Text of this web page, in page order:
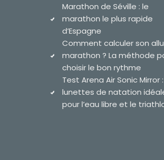
Marathon de Séville : le
marathon le plus rapide
d’Espagne
Comment calculer son
marathon ? La méthode
choisir le bon rythme
Test Arena Air Sonic Mirror
lunettes de natation
pour l’eau libre et le